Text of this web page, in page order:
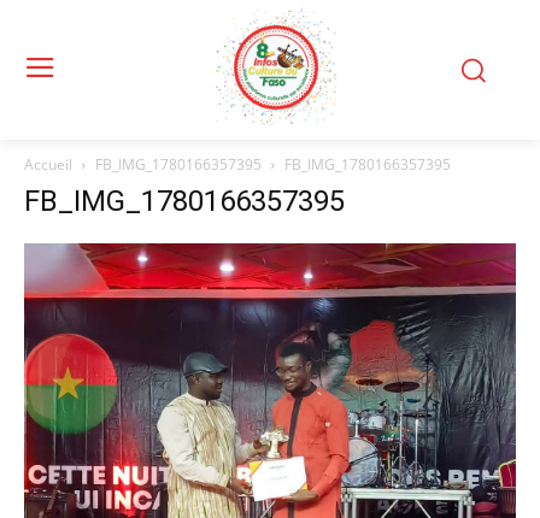
Accueil FB_IMG_1780166357395 FB_IMG_1780166357395
FB_IMG_1780166357395